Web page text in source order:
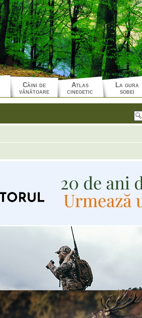
Câini de
vânătoare
Atlas
cinegetic
La gura
sobei